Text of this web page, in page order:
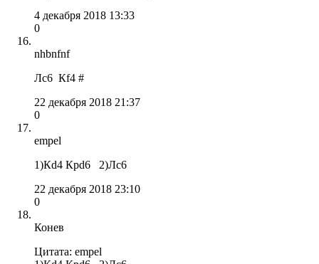
4 декабря 2018 13:33
0
nhbnfnf
Лс6 Кf4 #
22 декабря 2018 21:37
0
empel
1)Кd4 Крd6 2)Лc6
22 декабря 2018 23:10
0
Конев
Цитата: empel